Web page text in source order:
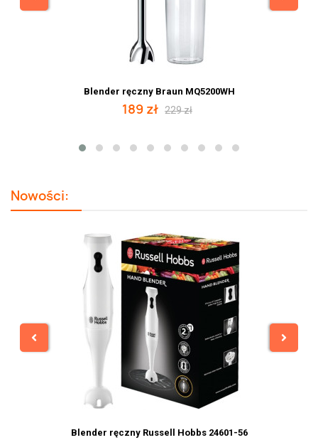
Blender ręczny Braun MQ5200WH
189 zł 229 zł
Nowości:
Blender ręczny Russell Hobbs 24601-56